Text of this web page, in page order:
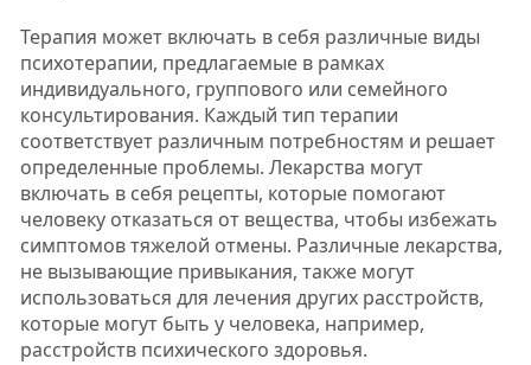
Терапия может включать в себя различные виды
психотерапии, предлагаемые в рамках
индивидуального, группового или семейного
консультирования. Каждый тип терапии
соответствует различным потребностям и решает
определенные проблемы. Лекарства могут
включать в себя рецепты, которые помогают
человеку отказаться от вещества, чтобы избежать
симптомов тяжелой отмены. Различные лекарства,
не вызывающие привыкания, также могут
использоваться для лечения других расстройств,
которые могут быть у человека, например,
расстройств психического здоровья.